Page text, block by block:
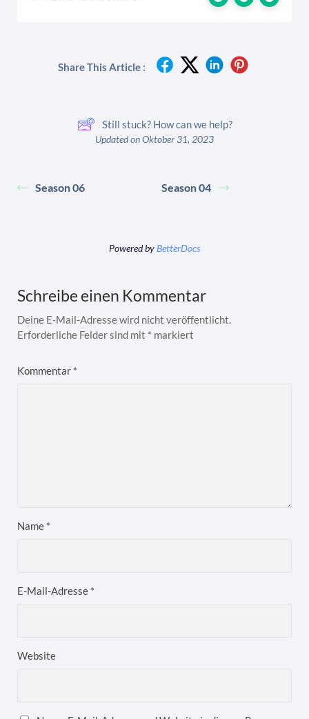
Share This Article :
Still stuck? How can we help?
Updated on Oktober 31, 2023
Season 06 Season 04
Powered by BetterDocs
Schreibe einen Kommentar
Deine E-Mail-Adresse wird nicht veröffentlicht.
Erforderliche Felder sind mit * markiert
Kommentar *
Name *
E-Mail-Adresse *
Website